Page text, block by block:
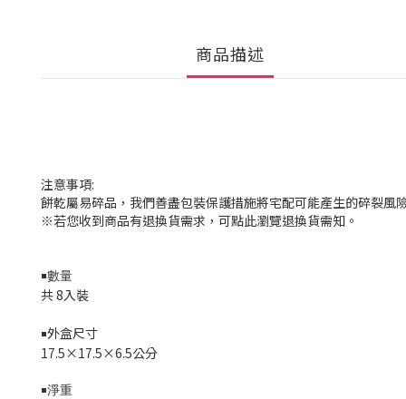
商品描述
注意事項:
餅乾屬易碎品，我們善盡包裝保護措施將宅配可能產生的碎裂
※若您收到商品有退換貨需求，可點此瀏覽退換貨需知。
￭數量
共 8入裝
￭外盒尺寸
17.5×17.5×6.5公分
￭淨重